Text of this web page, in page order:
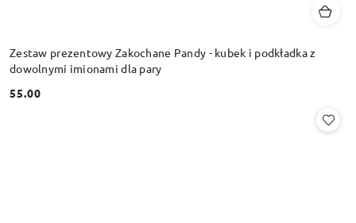
Zestaw prezentowy Zakochane Pandy - kubek i podkładka z
dowolnymi imionami dla pary
Cena:
55.00